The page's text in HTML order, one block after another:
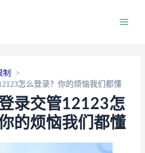
制
怎么登录？你的烦恼我们都懂
录交管12123怎
的烦恼我们都懂